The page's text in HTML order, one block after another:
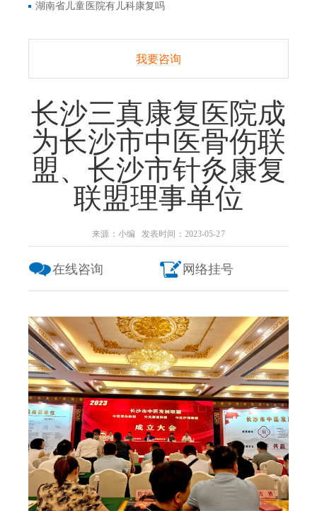
湖南省儿童医院有儿科康复吗
我要咨询
长沙三真康复医院成
为长沙市中医骨伤联
盟、长沙市针灸康复
联盟理事单位
来源：小编 发表时间：2023-05-27
在线咨询 网络挂号